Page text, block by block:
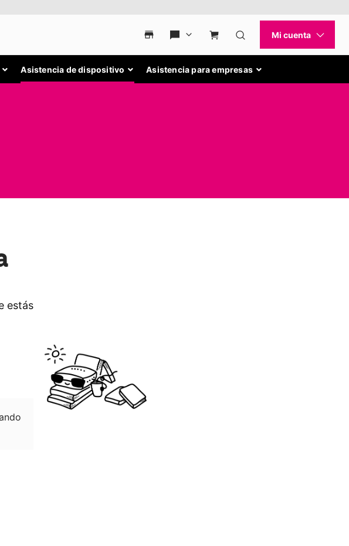
Asistencia de dispositivo Asistencia para empresas